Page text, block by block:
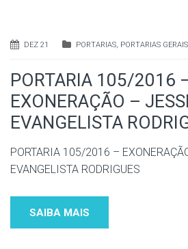
DEZ 21 PORTARIAS, PORTARIAS
PORTARIA 105/2016
EXONERAÇÃO –
EVANGELISTA
PORTARIA 105/2016 –
EVANGELISTA RODRIGUES
SAIBA MAIS